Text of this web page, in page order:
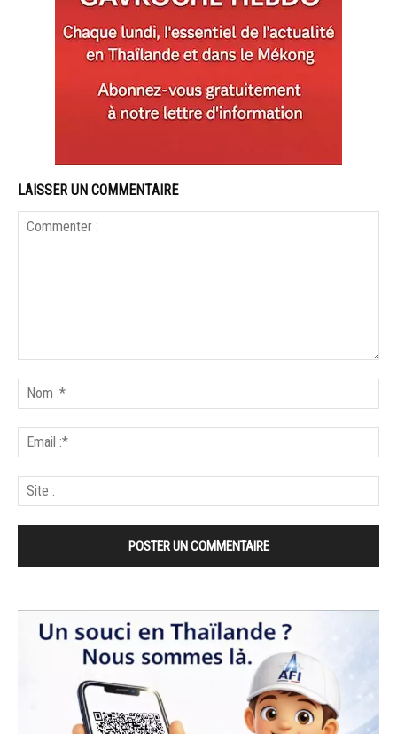
LAISSER UN COMMENTAIRE